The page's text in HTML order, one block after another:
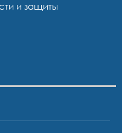
и защиты